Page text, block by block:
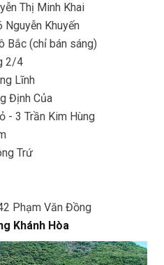
Thị Minh Khai
Nguyễn Khuyến
Bắc (chỉ bán sáng)
2/4
Lĩnh
Định Của
- 3 Trần Kim Hùng
Trứ
Phạm Văn Đồng
Khánh Hòa